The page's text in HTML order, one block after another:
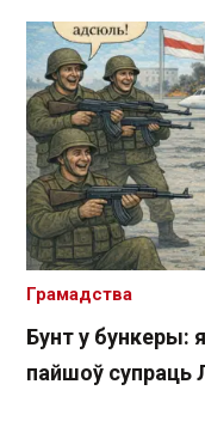
Бунт у бункеры:
пайшоў супраць
Грамадства